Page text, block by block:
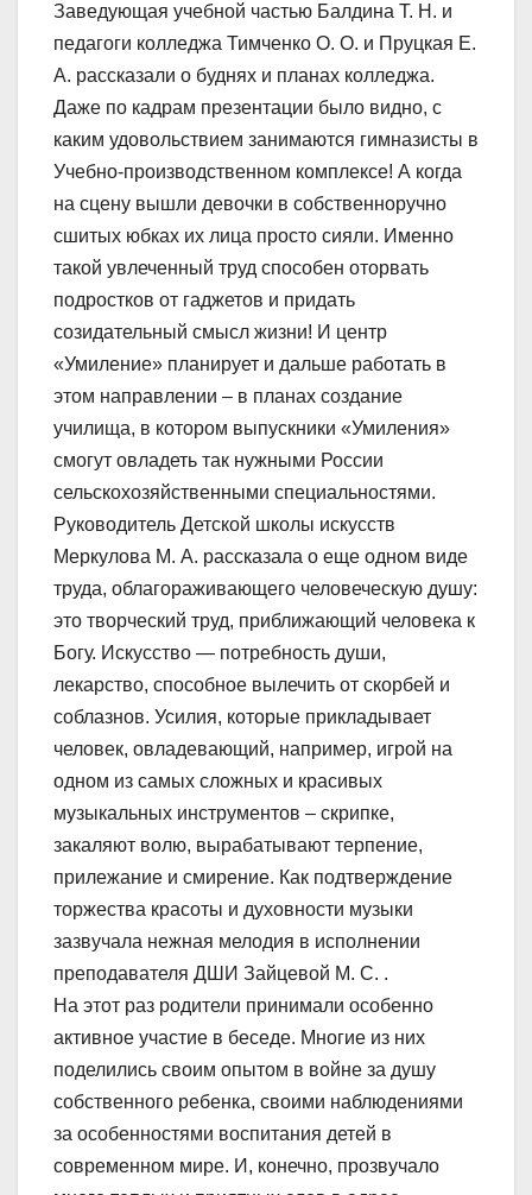
Заведующая учебной частью Балдина Т. Н. и
педагоги колледжа Тимченко О. О. и Пруцкая Е.
А. рассказали о буднях и планах колледжа.
Даже по кадрам презентации было видно, с
каким удовольствием занимаются гимназисты в
Учебно-производственном комплексе! А когда
на сцену вышли девочки в собственноручно
сшитых юбках их лица просто сияли. Именно
такой увлеченный труд способен оторвать
подростков от гаджетов и придать
созидательный смысл жизни! И центр
«Умиление» планирует и дальше работать в
этом направлении – в планах создание
училища, в котором выпускники «Умиления»
смогут овладеть так нужными России
сельскохозяйственными специальностями.
Руководитель Детской школы искусств
Меркулова М. А. рассказала о еще одном виде
труда, облагораживающего человеческую душу:
это творческий труд, приближающий человека к
Богу. Искусство — потребность души,
лекарство, способное вылечить от скорбей и
соблазнов. Усилия, которые прикладывает
человек, овладевающий, например, игрой на
одном из самых сложных и красивых
музыкальных инструментов – скрипке,
закаляют волю, вырабатывают терпение,
прилежание и смирение. Как подтверждение
торжества красоты и духовности музыки
зазвучала нежная мелодия в исполнении
преподавателя ДШИ Зайцевой М. С. .
На этот раз родители принимали особенно
активное участие в беседе. Многие из них
поделились своим опытом в войне за душу
собственного ребенка, своими наблюдениями
за особенностями воспитания детей в
современном мире. И, конечно, прозвучало